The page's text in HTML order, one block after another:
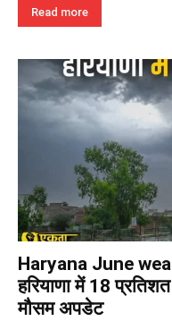
Read more
Haryana June
हरियाणा में 18
मौसम अपडेट